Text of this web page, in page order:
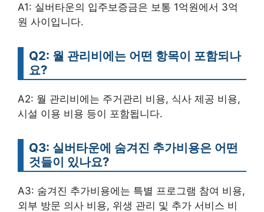
A1: 실버타운의 입주보증금은 보통 1억원에서 3억
원 사이입니다.
Q2: 월 관리비에는 어떤 항목이 포함되나
요?
A2: 월 관리비에는 주거관리 비용, 식사 제공 비용,
시설 이용 비용 등이 포함됩니다.
Q3: 실버타운에 숨겨진 추가비용은 어떤
것들이 있나요?
A3: 숨겨진 추가비용에는 특별 프로그램 참여 비용,
외부 방문 의사 비용, 위생 관리 및 추가 서비스 비